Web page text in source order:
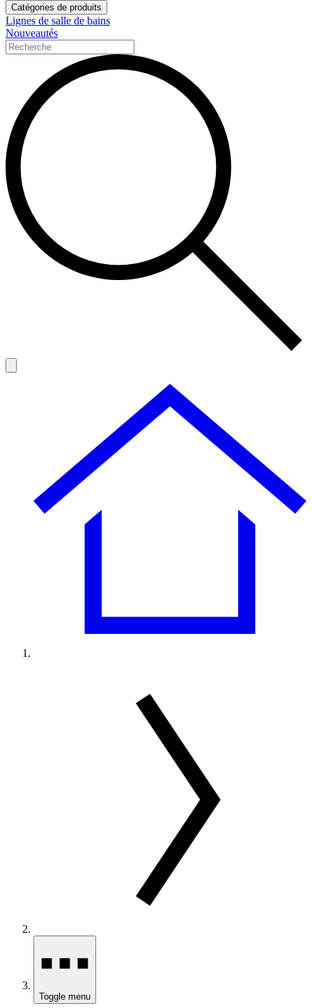
Catégories de produits
Lignes de salle de bains
Nouveautés
Toggle menu